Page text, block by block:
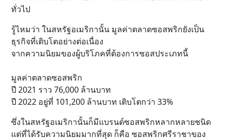
ทั่วไป
รู้ไหมว่า ในสหรัฐอเมริกานั้น มูลค่าตลาดซอสพริกยังเป็น
ธุรกิจที่เติบโตอย่างต่อเนื่อง
จากความนิยมของผู้บริโภคที่ต้องการซอสประเภทนี้
มูลค่าตลาดซอสพริก
ปี 2021 ราว 76,000 ล้านบาท
ปี 2022 อยู่ที่ 101,200 ล้านบาท เติบโตกว่า 33%
ซึ่งในสหรัฐอเมริกานั้นก็มีแบรนด์ซอสพริกหลากหลายชนิด
แต่ที่ได้รับความนิยมมากที่สุด ก็คือ ซอสพริกศรีราชาของ